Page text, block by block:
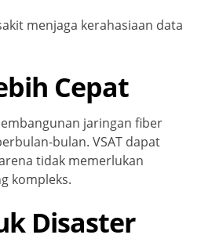
menjaga kerahasiaan data
Cepat
jaringan fiber
bulan. VSAT dapat
tidak memerlukan
kompleks.
Disaster